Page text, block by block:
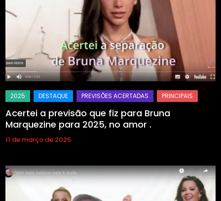
Acertei a previsão que fiz para Bruna
Marquezine para 2025, no amor .
11 de março de 2025